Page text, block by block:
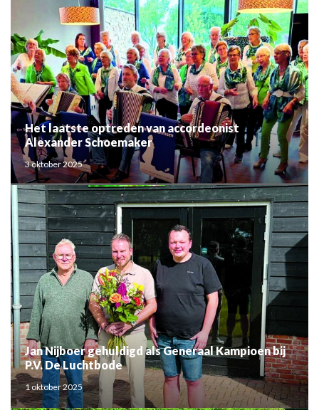
Het laatste optreden van accordeonist
Alexander Schoemaker
3 oktober 2025
Jan Nijboer gehuldigd als Generaal Kampioen bij
P.V. De Luchtbode
1 oktober 2025